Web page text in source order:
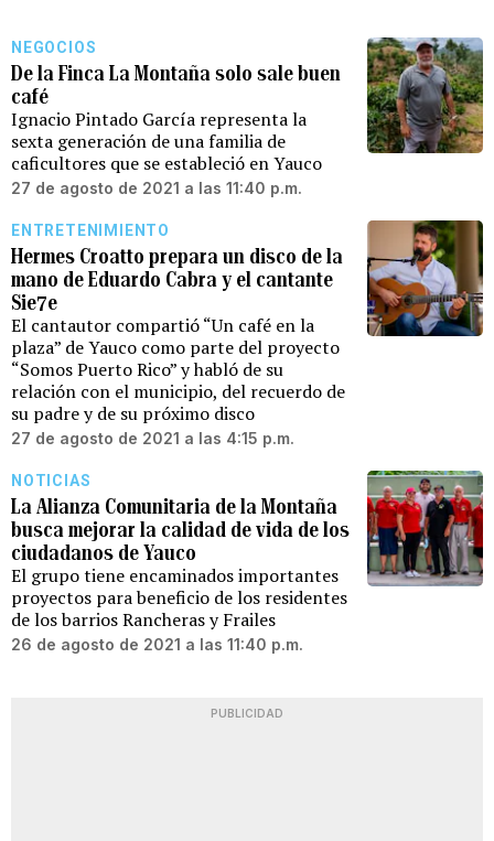
NEGOCIOS
De la Finca La Montaña solo sale buen
café
Ignacio Pintado García representa la
sexta generación de una familia de
caficultores que se estableció en Yauco
27 de agosto de 2021 a las 11:40 p.m.
ENTRETENIMIENTO
Hermes Croatto prepara un disco de la
mano de Eduardo Cabra y el cantante
Sie7e
El cantautor compartió “Un café en la
plaza” de Yauco como parte del proyecto
“Somos Puerto Rico” y habló de su
relación con el municipio, del recuerdo de
su padre y de su próximo disco
27 de agosto de 2021 a las 4:15 p.m.
NOTICIAS
La Alianza Comunitaria de la Montaña
busca mejorar la calidad de vida de los
ciudadanos de Yauco
El grupo tiene encaminados importantes
proyectos para beneficio de los residentes
de los barrios Rancheras y Frailes
26 de agosto de 2021 a las 11:40 p.m.
PUBLICIDAD